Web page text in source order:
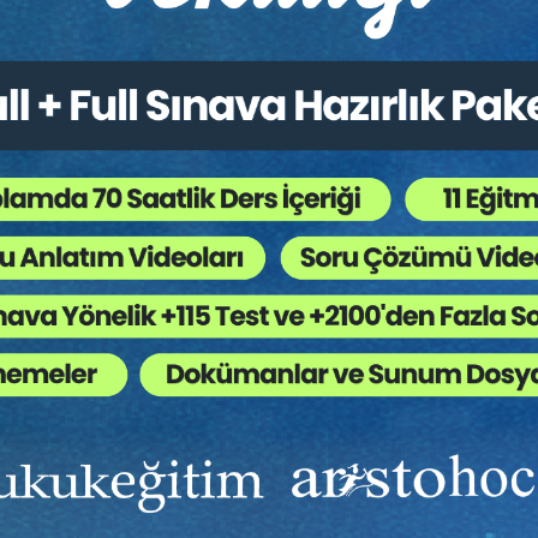
kapsamında Aile Arabuluculuğu Değerlendirmeleri
Kapsamında Yer Alan Taşınmazlar Üzerindeki Ayni
Süresine İlişkin Öğreti ve Uygulamadaki Görüşlerin
Soyadını Koruma Hakkı Üzerine Bir Değerlendirme